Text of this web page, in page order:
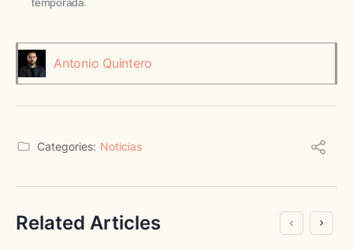
Antonio Quintero
Categories: Noticias
Related Articles